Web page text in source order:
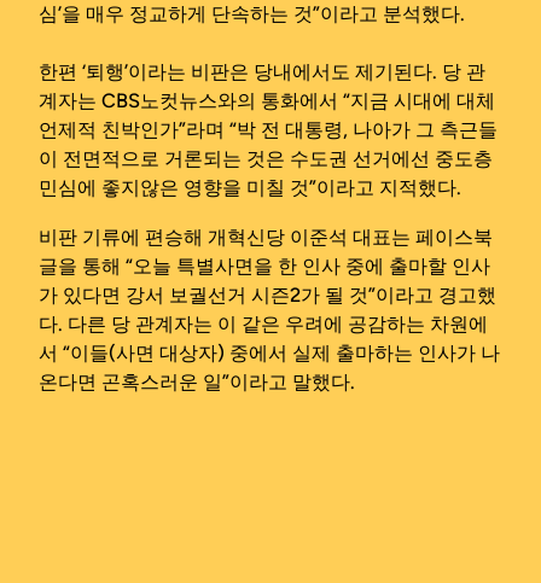
심’을 매우 정교하게 단속하는 것”이라고 분석했다.
한편 ‘퇴행’이라는 비판은 당내에서도 제기된다. 당 관
계자는 CBS노컷뉴스와의 통화에서 “지금 시대에 대체
언제적 친박인가”라며 “박 전 대통령, 나아가 그 측근들
이 전면적으로 거론되는 것은 수도권 선거에선 중도층
민심에 좋지않은 영향을 미칠 것”이라고 지적했다.
비판 기류에 편승해 개혁신당 이준석 대표는 페이스북
글을 통해 “오늘 특별사면을 한 인사 중에 출마할 인사
가 있다면 강서 보궐선거 시즌2가 될 것”이라고 경고했
다. 다른 당 관계자는 이 같은 우려에 공감하는 차원에
서 “이들(사면 대상자) 중에서 실제 출마하는 인사가 나
온다면 곤혹스러운 일”이라고 말했다.